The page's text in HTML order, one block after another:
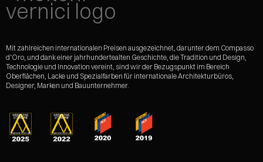
Mit zahlreichen internationalen Preisen ausgezeichnet, darunter dem Compasso
d'Oro, und dank einer jahrhundertealten Geschichte, die Tradition und Design,
Technologie und Innovation vereint, sind wir der Bezugspunkt im Bereich
Oberflächen, Lacke und Spezialfarben für internationale Architekturbüros,
Designer, Marken und Bauunternehmer.